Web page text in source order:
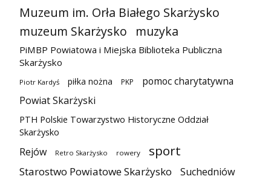
Muzeum im. Orła Białego Skarżysko
muzeum Skarżysko
muzyka
PiMBP Powiatowa i Miejska Biblioteka Publiczna
Skarżysko
Piotr Kardyś piłka nożna PKP
pomoc charytatywna
Powiat Skarżyski
PTH Polskie Towarzystwo Historyczne Oddział
Skarżysko
Rejów Retro Skarżysko rowery sport
Starostwo Powiatowe Skarżysko Suchedniów